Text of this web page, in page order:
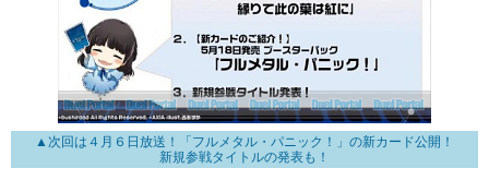
▲次回は４月６日放送！「フルメタル・パニック！」の新カード公開！
新規参戦タイトルの発表も！